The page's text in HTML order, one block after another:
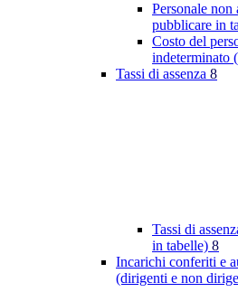
Personale non
pubblicare in
Costo del
indeterminato
Tassi di assenza 8
Tassi di
in tabelle) 8
Incarichi conferiti e
(dirigenti e non